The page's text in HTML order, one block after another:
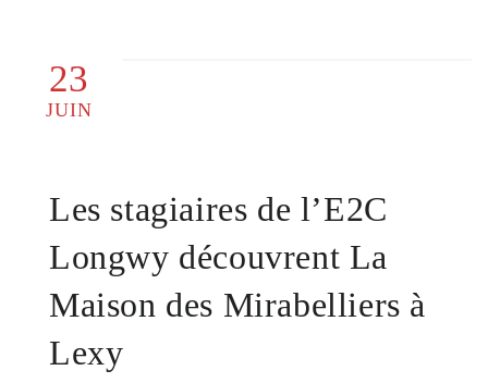
23
JUIN
Les stagiaires de l’E2C
Longwy découvrent La
Maison des Mirabelliers à
Lexy